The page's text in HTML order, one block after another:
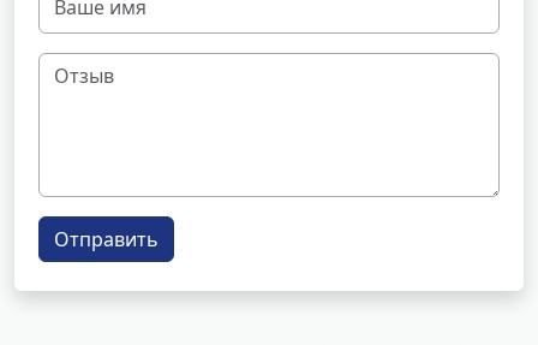
Отправить